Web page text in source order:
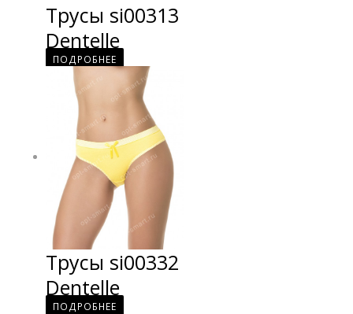
Трусы si00313
Dentelle
ПОДРОБНЕЕ
Трусы si00332
Dentelle
ПОДРОБНЕЕ